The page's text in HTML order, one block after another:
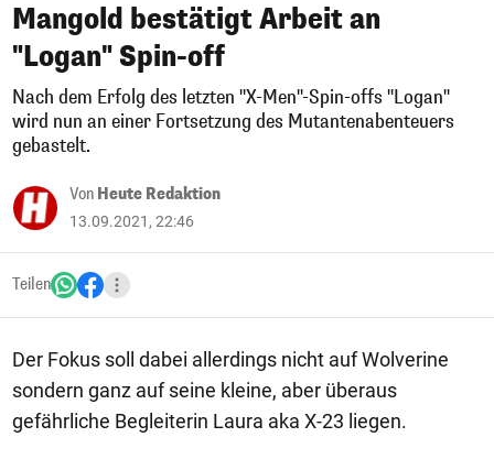
Mangold bestätigt Arbeit an
"Logan" Spin-off
Nach dem Erfolg des letzten "X-Men"-Spin-offs "Logan"
wird nun an einer Fortsetzung des Mutantenabenteuers
gebastelt.
Von Heute Redaktion
13.09.2021, 22:46
Teilen
Der Fokus soll dabei allerdings nicht auf Wolverine
sondern ganz auf seine kleine, aber überaus
gefährliche Begleiterin Laura aka X-23 liegen.